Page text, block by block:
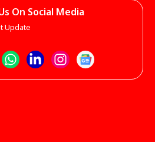
On Social Media
Update